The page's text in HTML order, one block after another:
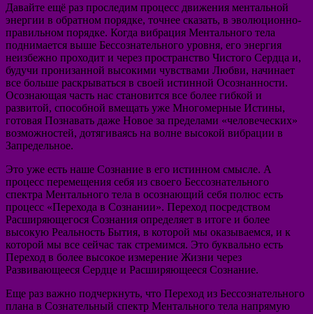
Давайте ещё раз проследим процесс движения ментальной
энергии в обратном порядке, точнее сказать, в эволюционно-
правильном порядке. Когда вибрация Ментального тела
поднимается выше Бессознательного уровня, его энергия
неизбежно проходит и через пространство Чистого Сердца и,
будучи пронизанной высокими чувствами Любви, начинает
все больше раскрываться в своей истинной Осознанности.
Осознающая часть нас становится все более гибкой и
развитой, способной вмещать уже Многомерные Истины,
готовая Познавать даже Новое за пределами «человеческих»
возможностей, дотягиваясь на волне высокой вибрации в
Запредельное.
Это уже есть наше Сознание в его истинном смысле. А
процесс перемещения себя из своего Бессознательного
спектра Ментального тела в осознающий себя полюс есть
процесс «Перехода в Сознании». Переход посредством
Расширяющегося Сознания определяет в итоге и более
высокую Реальность Бытия, в которой мы оказываемся, и к
которой мы все сейчас так стремимся. Это буквально есть
Переход в более высокое измерение Жизни через
Развивающееся Сердце и Расширяющееся Сознание.
Еще раз важно подчеркнуть, что Переход из Бессознательного
плана в Сознательный спектр Ментального тела напрямую